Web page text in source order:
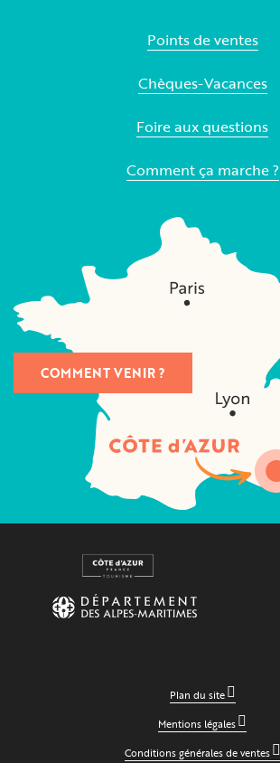
Points de ventes
Chèques-Vacances
Foire aux questions
Comment ça marche ?
COMMENT VENIR ?
Plan du site
Mentions légales
Conditions générales de ventes